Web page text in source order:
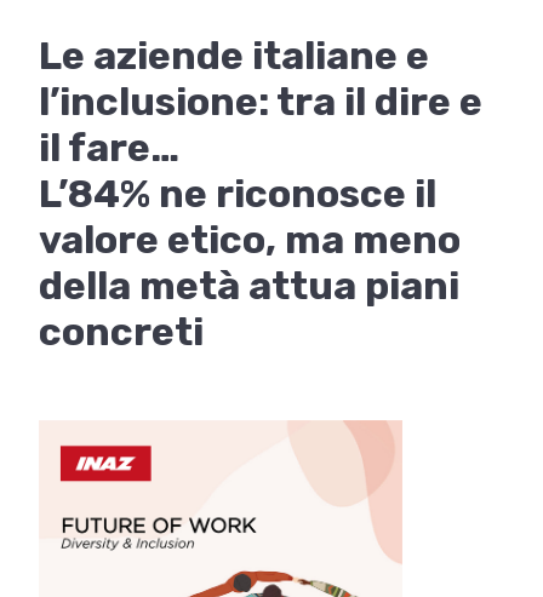
Le aziende italiane e
l’inclusione: tra il dire e
il fare…
L’84% ne riconosce il
valore etico, ma meno
della metà attua piani
concreti